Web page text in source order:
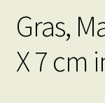
Gras,
X 7 cm